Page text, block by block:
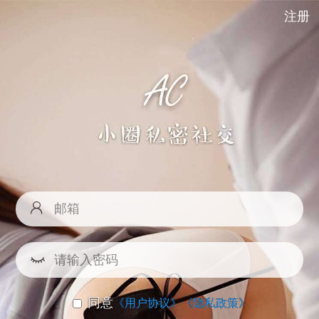
注册
同意《用户协议》《隐私政策》